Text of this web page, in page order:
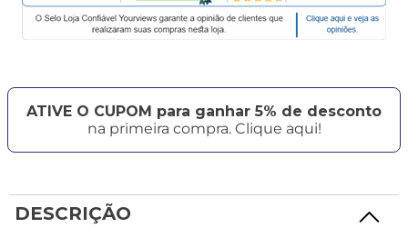
ATIVE O CUPOM para ganhar 5% de desconto
na primeira compra. Clique aqui!
DESCRIÇÃO